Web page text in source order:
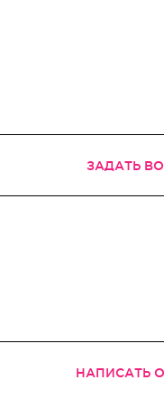
ЗАДАТЬ
НАПИСАТЬ